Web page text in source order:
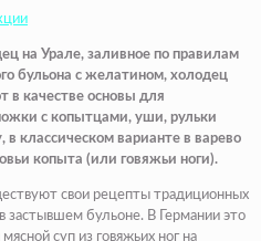
на Урале, заливное по правилам
бульона с желатином, холодец
в качестве основы для
с копытцами, уши, рульки
в классическом варианте в варево
копыта (или говяжьи ноги).
свои рецепты традиционных
застывшем бульоне. В Германии это
суп из говяжьих ног на